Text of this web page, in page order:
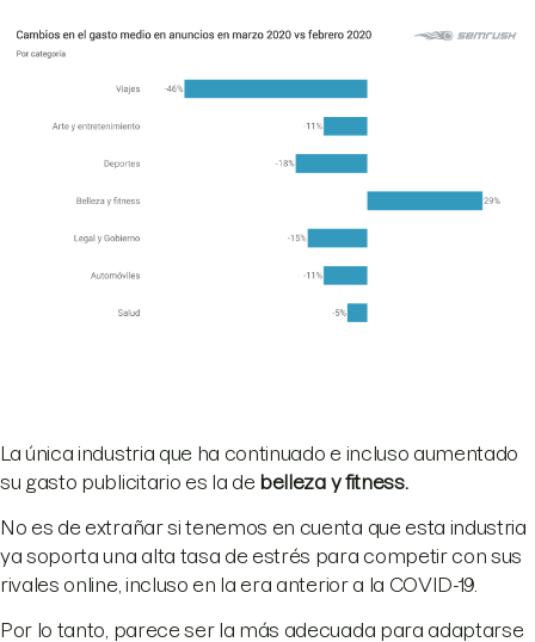
La única industria que ha continuado e incluso aumentado
su gasto publicitario es la de belleza y fitness.
No es de extrañar si tenemos en cuenta que esta industria
ya soporta una alta tasa de estrés para competir con sus
rivales online, incluso en la era anterior a la COVID-19.
Por lo tanto, parece ser la más adecuada para adaptarse